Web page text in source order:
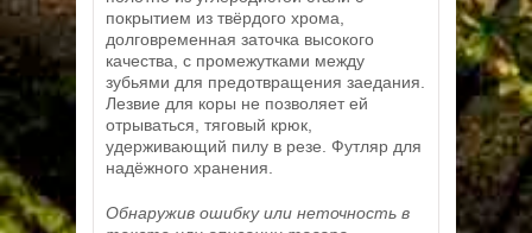
покрытием из твёрдого хрома,
долговременная заточка высокого
качества, с промежутками между
зубьями для предотвращения заедания.
Лезвие для коры не позволяет ей
отрываться, тяговый крюк,
удерживающий пилу в резе. Футляр для
надёжного хранения.
Обнаружив ошибку или неточность в